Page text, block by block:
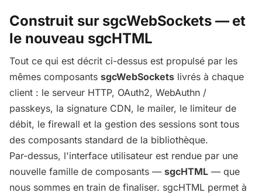
Construit sur sgcWebSockets — et
le nouveau sgcHTML
Tout ce qui est décrit ci-dessus est propulsé par les
mêmes composants sgcWebSockets livrés à chaque
client : le serveur HTTP, OAuth2, WebAuthn /
passkeys, la signature CDN, le mailer, le limiteur de
débit, le firewall et la gestion des sessions sont tous
des composants standard de la bibliothèque.
Par-dessus, l'interface utilisateur est rendue par une
nouvelle famille de composants — sgcHTML — que
nous sommes en train de finaliser. sgcHTML permet à